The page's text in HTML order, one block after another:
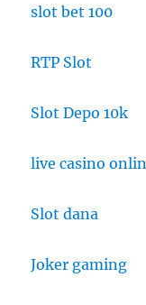
slot bet 100
RTP Slot
Slot Depo 10k
live casino
Slot dana
Joker gaming